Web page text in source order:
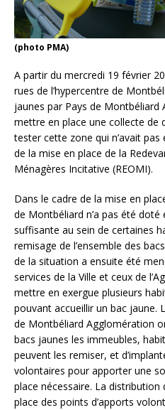
(photo PMA)
A partir du mercredi 19 février
rues de l’hypercentre de
jaunes par Pays de Montbéliard
mettre en place une collecte de
tester cette zone qui n’avait
de la mise en place de la
Ménagères Incitative (REOMI).
Dans le cadre de la mise en
de Montbéliard n’a pas été
suffisante au sein de certaines
remisage de l’ensemble des
de la situation a ensuite été
services de la Ville et ceux de
mettre en exergue plusieurs
pouvant accueillir un bac jaune.
de Montbéliard Agglomération
bacs jaunes les immeubles,
peuvent les remiser, et
volontaires pour apporter une
place nécessaire. La
place des points d’apports